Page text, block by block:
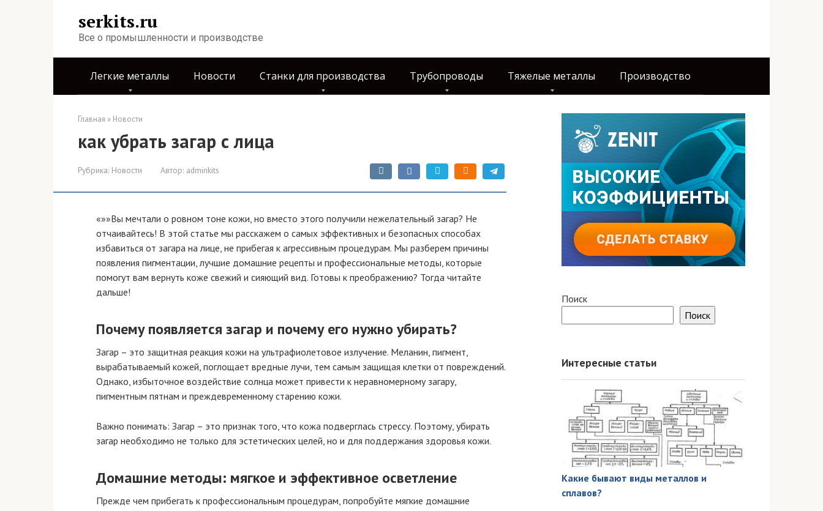
serkits.ru
Все о промышленности и производстве
Легкие металлы Новости Станки для производства Трубопроводы Тяжелые металлы Производство
Главная » Новости
как убрать загар с лица
Рубрика: Новости Автор: adminkits
«»»Вы мечтали о ровном тоне кожи, но вместо этого получили нежелательный загар? Не
отчаивайтесь! В этой статье мы расскажем о самых эффективных и безопасных способах
избавиться от загара на лице, не прибегая к агрессивным процедурам. Мы разберем причины
появления пигментации, лучшие домашние рецепты и профессиональные методы, которые
помогут вам вернуть коже свежий и сияющий вид. Готовы к преображению? Тогда читайте
дальше!
Почему появляется загар и почему его нужно убирать?
Загар – это защитная реакция кожи на ультрафиолетовое излучение. Меланин, пигмент,
вырабатываемый кожей, поглощает вредные лучи, тем самым защищая клетки от повреждений.
Однако, избыточное воздействие солнца может привести к неравномерному загару,
пигментным пятнам и преждевременному старению кожи.
Важно понимать: Загар – это признак того, что кожа подверглась стрессу. Поэтому, убирать
загар необходимо не только для эстетических целей, но и для поддержания здоровья кожи.
Домашние методы: мягкое и эффективное осветление
Прежде чем прибегать к профессиональным процедурам, попробуйте мягкие домашние
Поиск
Поиск
Интересные статьи
Какие бывают виды металлов и
сплавов?